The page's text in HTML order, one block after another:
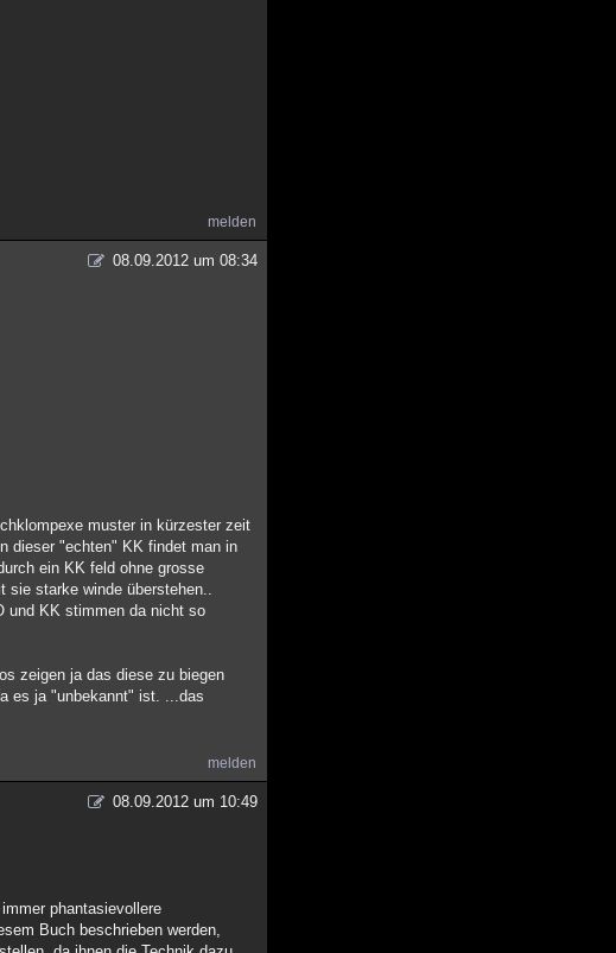
melden
08.09.2012 um 08:34
muster in kürzester zeit
dieser "echten" KK findet man in
ein KK feld ohne grosse
starke winde überstehen..
und KK stimmen da nicht so
zeigen ja das diese zu biegen
es ja "unbekannt" ist. ...das
melden
08.09.2012 um 10:49
phantasievollere
Buch beschrieben werden,